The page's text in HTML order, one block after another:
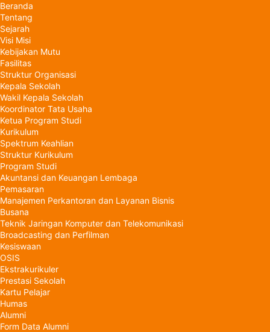
Beranda
Tentang
Sejarah
Visi Misi
Kebijakan Mutu
Fasilitas
Struktur Organisasi
Kepala Sekolah
Wakil Kepala Sekolah
Koordinator Tata Usaha
Ketua Program Studi
Kurikulum
Spektrum Keahlian
Struktur Kurikulum
Program Studi
Akuntansi dan Keuangan Lembaga
Pemasaran
Manajemen Perkantoran dan Layanan Bisnis
Busana
Teknik Jaringan Komputer dan Telekomunikasi
Broadcasting dan Perfilman
Kesiswaan
OSIS
Ekstrakurikuler
Prestasi Sekolah
Kartu Pelajar
Humas
Alumni
Form Data Alumni